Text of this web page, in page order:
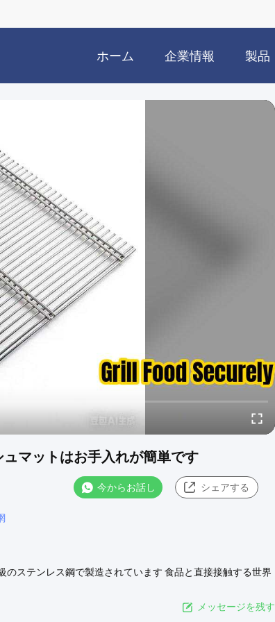
ホーム 企業情報 製品
マットはお手入れが簡単です
今からお話し シェアする
のステンレス鋼で製造されています 食品と直接接触する世界
らの長期的摩擦に耐える日常清掃の際にスプレーを繰り返
メッセージを残す